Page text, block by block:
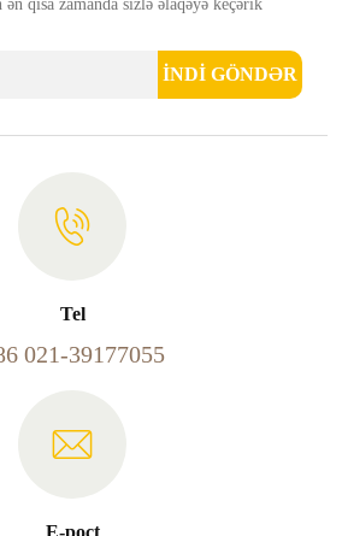
qısa zamanda sizlə əlaqəyə keçərik
İNDİ GÖNDƏR
Tel
021-39177055